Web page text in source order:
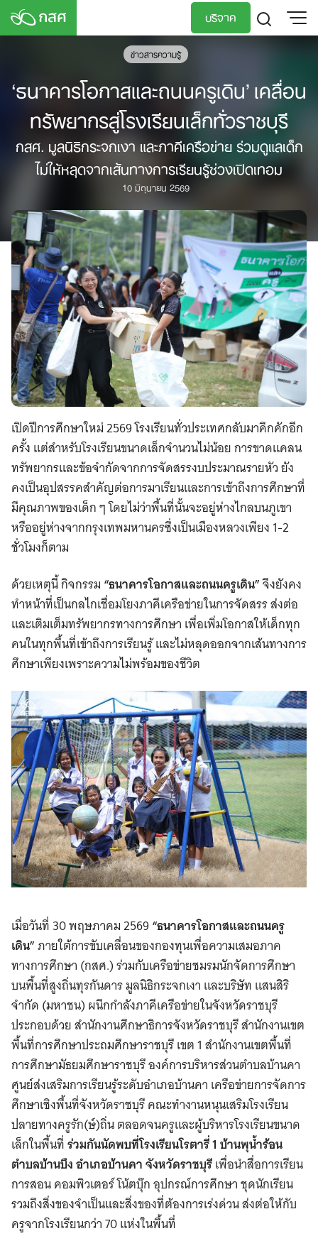
Skip
บริจาค
ข่าวสารความรู้
‘ธนาคารโอกาสและถนนครูเดิน’ เคลื่อน
ทรัพยากรสู่โรงเรียนเล็กทั่วราชบุรี
กสศ. มูลนิธิกระจกเงา และภาคีเครือข่าย ร่วมดูแลเด็ก
ไม่ให้หลุดจากเส้นทางการเรียนรู้ช่วงเปิดเทอม
10 มิถุนายน 2569
เปิดปีการศึกษาใหม่ 2569 โรงเรียนทั่วประเทศกลับมาคึกคักอีก
ครั้ง แต่สำหรับโรงเรียนขนาดเล็กจำนวนไม่น้อย การขาดแคลน
ทรัพยากรและข้อจำกัดจากการจัดสรรงบประมาณรายหัว ยัง
คงเป็นอุปสรรคสำคัญต่อการมาเรียนและการเข้าถึงการศึกษาที่
มีคุณภาพของเด็ก ๆ โดยไม่ว่าพื้นที่นั้นจะอยู่ห่างไกลบนภูเขา
หรืออยู่ห่างจากกรุงเทพมหานครซึ่งเป็นเมืองหลวงเพียง 1-2
ชั่วโมงก็ตาม
ด้วยเหตุนี้ กิจกรรม “ธนาคารโอกาสและถนนครูเดิน”จึงยังคง
ทำหน้าที่เป็นกลไกเชื่อมโยงภาคีเครือข่ายในการจัดสรร ส่งต่อ
และเติมเต็มทรัพยากรทางการศึกษา เพื่อเพิ่มโอกาสให้เด็กทุก
คนในทุกพื้นที่เข้าถึงการเรียนรู้ และไม่หลุดออกจากเส้นทางการ
ศึกษาเพียงเพราะความไม่พร้อมของชีวิต
เมื่อวันที่ 30 พฤษภาคม 2569“ธนาคารโอกาสและถนนครู
เดิน”ภายใต้การขับเคลื่อนของกองทุนเพื่อความเสมอภาค
ทางการศึกษา (กสศ.) ร่วมกับเครือข่ายชมรมนักจัดการศึกษา
บนพื้นที่สูงถิ่นทุรกันดาร มูลนิธิกระจกเงา และบริษัท แสนสิริ
จำกัด (มหาชน) ผนึกกำลังภาคีเครือข่ายในจังหวัดราชบุรี
ประกอบด้วย สำนักงานศึกษาธิการจังหวัดราชบุรี สำนักงานเขต
พื้นที่การศึกษาประถมศึกษาราชบุรี เขต 1 สำนักงานเขตพื้นที่
การศึกษามัธยมศึกษาราชบุรี องค์การบริหารส่วนตำบลบ้านคา
ศูนย์ส่งเสริมการเรียนรู้ระดับอำเภอบ้านคา เครือข่ายการจัดการ
ศึกษาเชิงพื้นที่จังหวัดราชบุรี คณะทำงานหนุนเสริมโรงเรียน
ปลายทางครูรัก(ษ์)ถิ่น ตลอดจนครูและผู้บริหารโรงเรียนขนาด
เล็กในพื้นที่ร่วมกันนัดพบที่โรงเรียนโรตารี่ 1 บ้านพุน้ำร้อน
ตำบลบ้านบึง อำเภอบ้านคา จังหวัดราชบุรีเพื่อนำสื่อการเรียน
การสอน คอมพิวเตอร์ โน้ตบุ๊ก อุปกรณ์การศึกษา ชุดนักเรียน
รวมถึงสิ่งของจำเป็นและสิ่งของที่ต้องการเร่งด่วน ส่งต่อให้กับ
ครูจากโรงเรียนกว่า 70 แห่งในพื้นที่